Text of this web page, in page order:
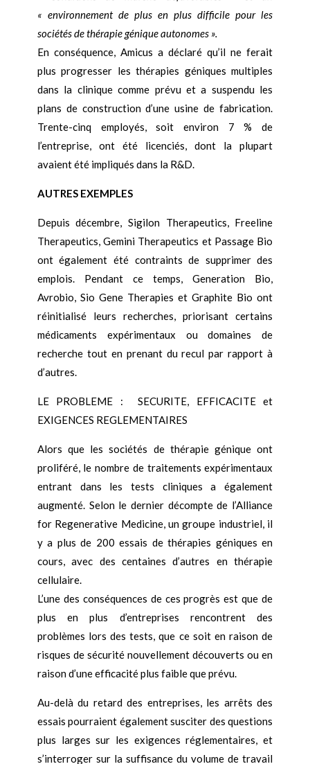
« environnement de plus en plus difficile pour les
sociétés de thérapie génique autonomes ».
En conséquence, Amicus a déclaré qu’il ne ferait
plus progresser les thérapies géniques multiples
dans la clinique comme prévu et a suspendu les
plans de construction d’une usine de fabrication.
Trente-cinq employés, soit environ 7 % de
l’entreprise, ont été licenciés, dont la plupart
avaient été impliqués dans la R&D.
AUTRES EXEMPLES
Depuis décembre, Sigilon Therapeutics, Freeline
Therapeutics, Gemini Therapeutics et Passage Bio
ont également été contraints de supprimer des
emplois. Pendant ce temps, Generation Bio,
Avrobio, Sio Gene Therapies et Graphite Bio ont
réinitialisé leurs recherches, priorisant certains
médicaments expérimentaux ou domaines de
recherche tout en prenant du recul par rapport à
d’autres.
LE PROBLEME : SECURITE, EFFICACITE et
EXIGENCES REGLEMENTAIRES
Alors que les sociétés de thérapie génique ont
proliféré, le nombre de traitements expérimentaux
entrant dans les tests cliniques a également
augmenté. Selon le dernier décompte de l’Alliance
for Regenerative Medicine, un groupe industriel, il
y a plus de 200 essais de thérapies géniques en
cours, avec des centaines d’autres en thérapie
cellulaire.
L’une des conséquences de ces progrès est que de
plus en plus d’entreprises rencontrent des
problèmes lors des tests, que ce soit en raison de
risques de sécurité nouvellement découverts ou en
raison d’une efficacité plus faible que prévu.
Au-delà du retard des entreprises, les arrêts des
essais pourraient également susciter des questions
plus larges sur les exigences réglementaires, et
s’interroger sur la suffisance du volume de travail